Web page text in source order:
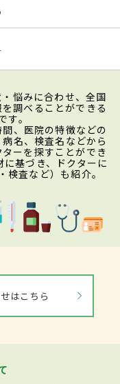
悩みに合わせ、全国
調べることができる
。
、医院の特徴などの
名、検査名などから
ーを探すことができ
基づき、ドクターに
査など）も紹介。
はこちら